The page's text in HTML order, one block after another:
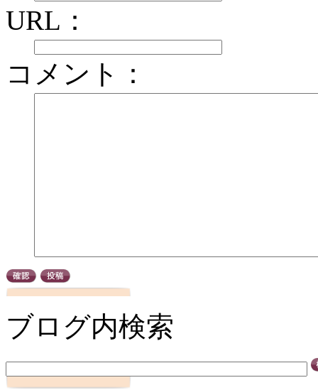
URL：
コメント：
ブログ内検索